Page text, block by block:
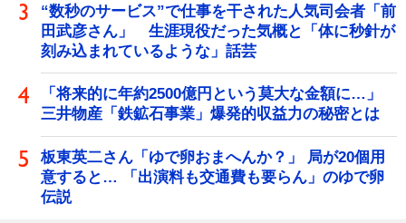
“数秒のサービス”で仕事を干された人気司会者「前
田武彦さん」 生涯現役だった気概と「体に秒針が
刻み込まれているような」話芸
「将来的に年約2500億円という莫大な金額に…」
三井物産「鉄鉱石事業」爆発的収益力の秘密とは
板東英二さん「ゆで卵おまへんか？」 局が20個用
意すると… 「出演料も交通費も要らん」のゆで卵
伝説